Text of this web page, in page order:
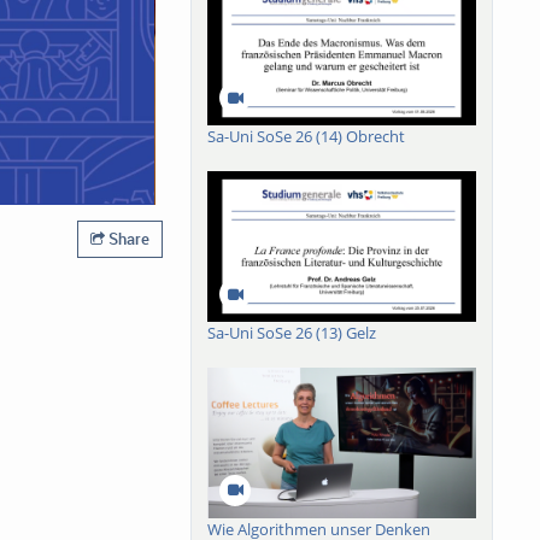
Share
Sa-Uni SoSe 26 (14) Obrecht
Sa-Uni SoSe 26 (13) Gelz
Wie Algorithmen unser Denken